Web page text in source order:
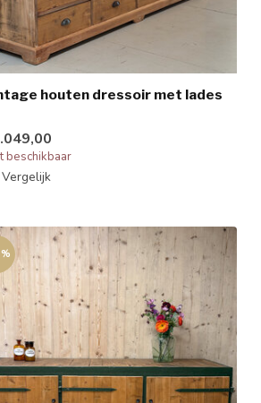
houten dressoir met lades
beschikbaar
Vergelijk